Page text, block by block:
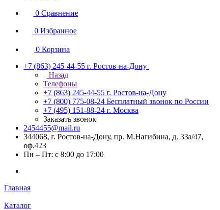
0 Сравнение
0 Избранное
0 Корзина
+7 (863) 245-44-55 г. Ростов-на-Дону
Назад
Телефоны
+7 (863) 245-44-55 г. Ростов-на-Дону
+7 (800) 775-08-24 Бесплатный звонок по России
+7 (495) 151-88-24 г. Москва
Заказать звонок
2454455@mail.ru
344068, г. Ростов-на-Дону, пр. М.Нагибина, д. 33а/47,
оф.423
Пн – Пт: с 8:00 до 17:00
Главная
Каталог